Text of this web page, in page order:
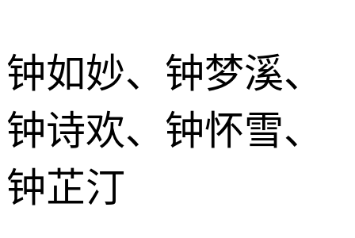
钟如妙、钟梦溪、
钟诗欢、钟怀雪、
钟芷汀